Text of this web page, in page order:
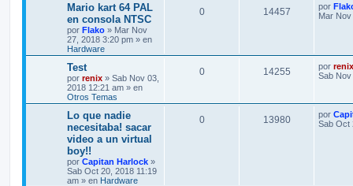
Mario kart 64 PAL
en consola NTSC
por Flako » Mar Nov
27, 2018 3:20 pm » en
Hardware
0 14457 por
Mar
Test
por renix » Sab Nov 03,
2018 12:21 am » en
Otros Temas
0 14255 por renix
Sab
Lo que nadie
necesitaba! sacar
video a un virtual
boy!!
por Capitan Harlock »
Sab Oct 20, 2018 11:19
am » en Hardware
0 13980 por
Sab Oct